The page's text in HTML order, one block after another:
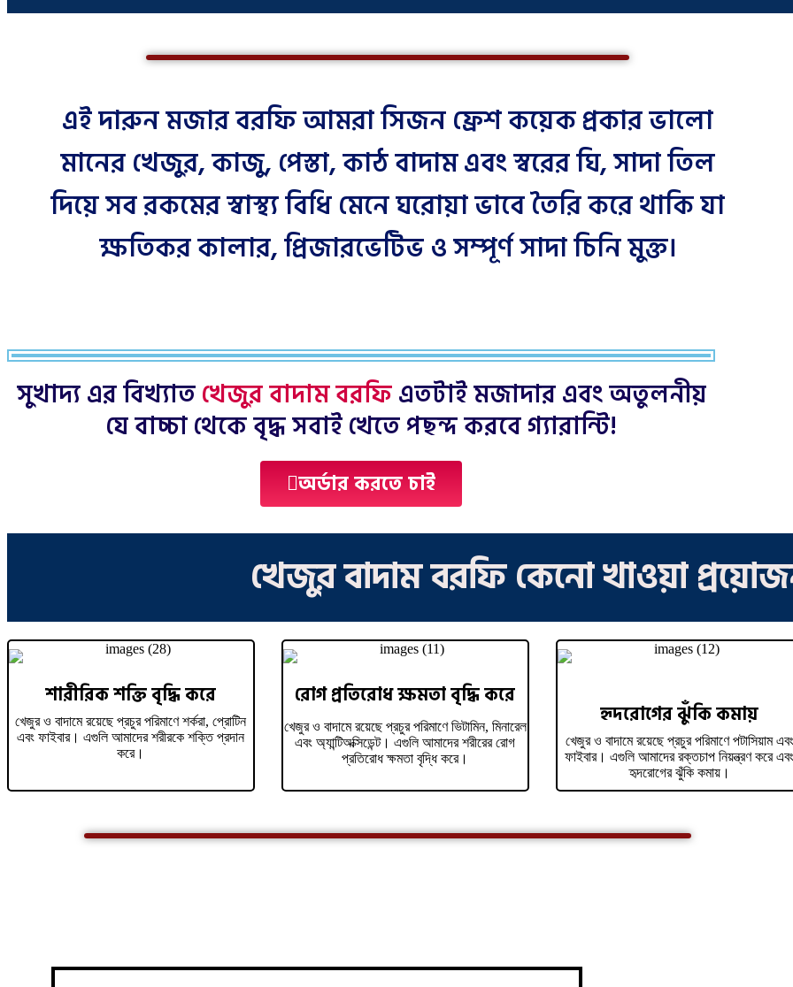
এই দারুন মজার বরফি আমরা সিজন ফ্রেশ কয়েক প্রকার ভালো
মানের খেজুর, কাজু, পেস্তা, কাঠ বাদাম এবং স্বরের ঘি, সাদা তিল
দিয়ে সব রকমের স্বাস্থ্য বিধি মেনে ঘরোয়া ভাবে তৈরি করে থাকি যা
ক্ষতিকর কালার, প্রিজারভেটিভ ও সম্পূর্ণ সাদা চিনি মুক্ত।
সুখাদ্য এর বিখ্যাতখেজুর বাদাম বরফিএতটাই মজাদার এবং অতুলনীয়
যে বাচ্চা থেকে বৃদ্ধ সবাই খেতে পছন্দ করবে গ্যারান্টি!
অর্ডার করতে চাই
খেজুর বাদাম বরফি কেনো খাওয়া
শারীরিক শক্তি বৃদ্ধি করে
খেজুর ও বাদামে রয়েছে প্রচুর পরিমাণে শর্করা, প্রোটিন
এবং ফাইবার। এগুলি আমাদের শরীরকে শক্তি প্রদান
করে।
রোগ প্রতিরোধ ক্ষমতা বৃদ্ধি করে
খেজুর ও বাদামে রয়েছে প্রচুর পরিমাণে ভিটামিন, মিনারেল
এবং অ্যান্টিঅক্সিডেন্ট। এগুলি আমাদের শরীরের রোগ
প্রতিরোধ ক্ষমতা বৃদ্ধি করে।
হৃদরোগের ঝুঁকি কমায়
খেজুর ও বাদামে রয়েছে প্রচুর পরিমাণে পটাসিয়াম এবং
ফাইবার। এগুলি আমাদের রক্তচাপ নিয়ন্ত্রণ করে
হৃদরোগের ঝুঁকি কমায়।